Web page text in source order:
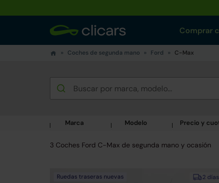
Comprar
Coches de segunda mano Ford C-Max
Marca Modelo Precio y
3 Coches Ford C-Max de segunda mano y ocasión
2 días
Ruedas traseras nuevas